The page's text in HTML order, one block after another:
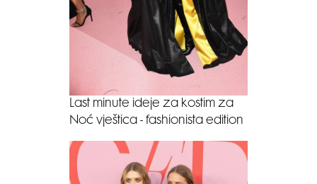
Last minute ideje za kostim za
Noć vještica - fashionista edition